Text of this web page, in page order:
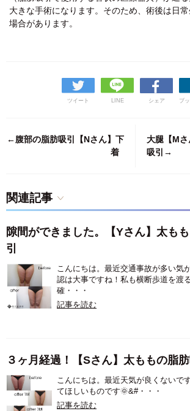
大きな手術になります。そのため、術後は日
場合があります。
ツイート LINE シェア ブ
←腹部の脂肪吸引【Nさん】下
着
大腿【M
吸引→
関連記事
隙間ができました。【Yさん】太も
引
こんにちは。最近交通事故が多い気
認は大事ですね！私も横断歩道を渡
確・・・
記事を読む
３ヶ月経過！【Sさん】太ももの脂肪
こんにちは。最近天気が良くないで
てほしいものです🌞&#・・・
記事を読む